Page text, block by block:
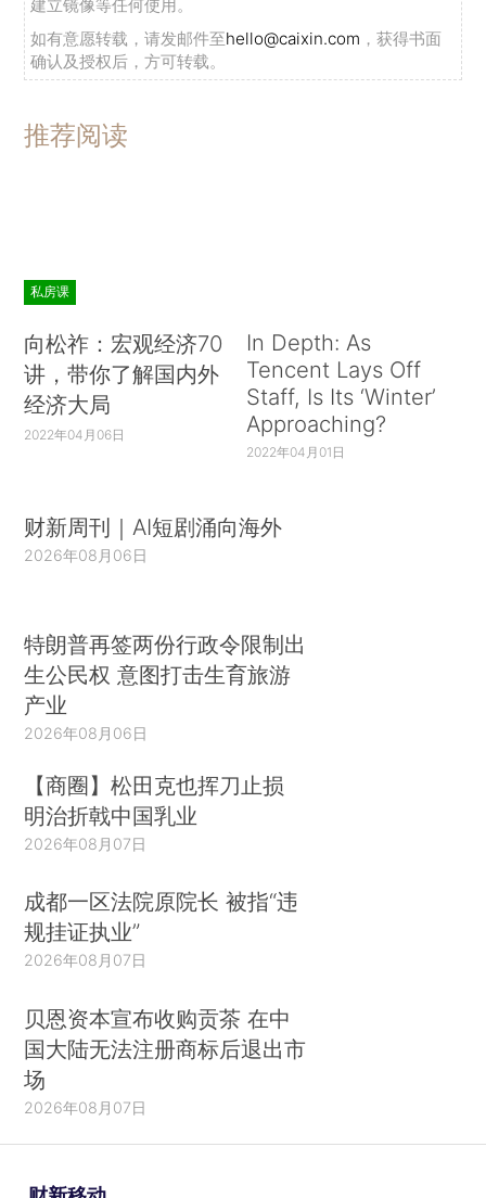
建立镜像等任何使用。
如有意愿转载，请发邮件至hello@caixin.com ，获得书面
确认及授权后，方可转载。
推荐阅读
私房课
向松祚：宏观经济70
讲，带你了解国内外
经济大局
2022年04月06日
In Depth: As
Tencent Lays Off
Staff, Is Its ‘Winter’
Approaching?
2022年04月01日
财新周刊｜AI短剧涌向海外
2026年08月06日
特朗普再签两份行政令限制出
生公民权 意图打击生育旅游
产业
2026年08月06日
【商圈】松田克也挥刀止损
明治折戟中国乳业
2026年08月07日
成都一区法院原院长 被指“违
规挂证执业”
2026年08月07日
贝恩资本宣布收购贡茶 在中
国大陆无法注册商标后退出市
场
2026年08月07日